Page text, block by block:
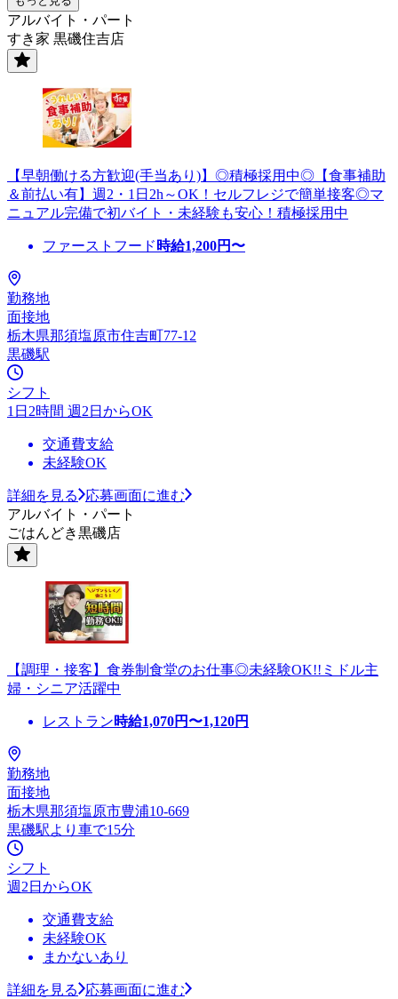
アルバイト・パート
すき家 黒磯住吉店
【早朝働ける方歓迎(手当あり)】◎積極採用中◎【食事補助
＆前払い有】週2・1日2h～OK！セルフレジで簡単接客◎マ
ニュアル完備で初バイト・未経験も安心！積極採用中
ファーストフード 時給1,200円〜
勤務地
面接地
栃木県那須塩原市住吉町77-12
黒磯駅
シフト
1日2時間 週2日からOK
交通費支給
未経験OK
詳細を見る
応募画面に進む
アルバイト・パート
ごはんどき黒磯店
【調理・接客】食券制食堂のお仕事◎未経験OK!!ミドル主
婦・シニア活躍中
レストラン時給1,070円〜1,120円
勤務地
面接地
栃木県那須塩原市豊浦10-669
黒磯駅より車で15分
シフト
週2日からOK
交通費支給
未経験OK
まかないあり
詳細を見る
応募画面に進む